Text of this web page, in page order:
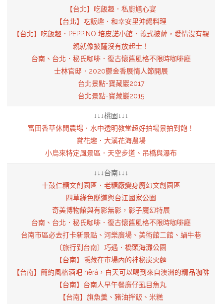
【台北】吃飯趣．私廚馗心宴
【台北】吃飯趣．和幸安里沖繩料理
【台北】吃飯趣．PEPPINO 培皮諾小館．義式披薩，愛情沒有親
親就像披薩沒有放起士！
台南、台北．秘氏咖啡．復古懷舊風格不限時咖啡廳
士林官邸．2020鬱金香展情人節開展
台北景點-寶藏巖2017
台北景點-寶藏巖2015
↓↓↓桃園↓↓↓
富田香草休閒農場．水中透明教堂超好拍場景拍到飽！
賞花趣．大溪花海農場
小烏來特定風景區．天空步道、吊橋與瀑布
↓↓↓台南↓↓↓
十鼓仁糖文創園區．老糖廠變身魔幻文創園區
四草綠色隧道與台江國家公園
奇美博物館與有影無影，影子魔幻特展
台南、台北．秘氏咖啡．復古懷舊風格不限時咖啡廳
台南市區必去打卡新景點、河樂廣場、美術館二館、蝸牛巷
〔旅行到台南〕巧遇．橋頭海灘公園
【台南】隱藏在市場內的神秘炭火麵
【台南】簡約風格酒吧 hērá，白天可以喝到來自澳洲的精品咖啡
【台南】台南人早午餐廣仔虱目魚丸
【台南】旗魚羹、豬油拌飯、米糕